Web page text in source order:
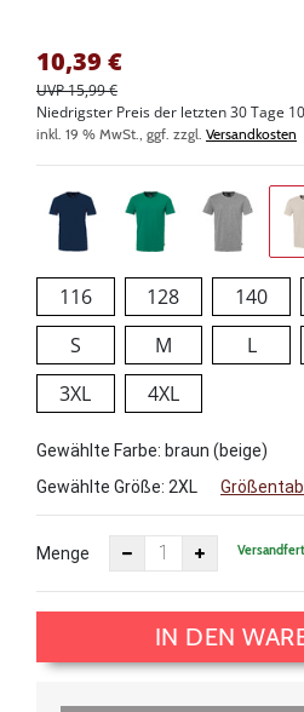
10,39 €
UVP 15,99 €
Niedrigster Preis der letzten 30 Tage
inkl. 19 % MwSt., ggf. zzgl. Versandkosten
116 128 140
S
M L
3XL
4XL
Gewählte Farbe: braun (beige)
Gewählte Größe: 2XL
Menge
IN DEN